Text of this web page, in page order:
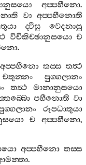
අප‍්පහීනො.
වා අප‍්පහීනොති
ද‍්වීසු
වෙදනාසු
විචිකිච‍්ඡානුසයො ච
.
අප‍්පහීනො තස‍්ස තත්‍ථ
චතුන‍්නං
පුග‍්ගලානං
තත්‍ථ
මානානුසයො
පහීනොති වා
රූපධාතුයා
ච අප‍්පහීනො,
අප‍්පහීනො තස‍්ස
.